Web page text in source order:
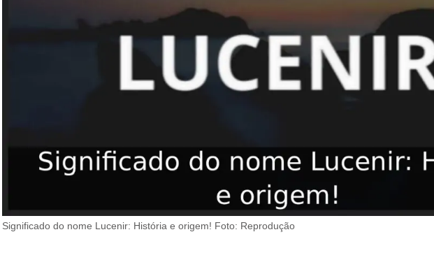
Significado do nome Lucenir: História e origem! Foto: Reprodução